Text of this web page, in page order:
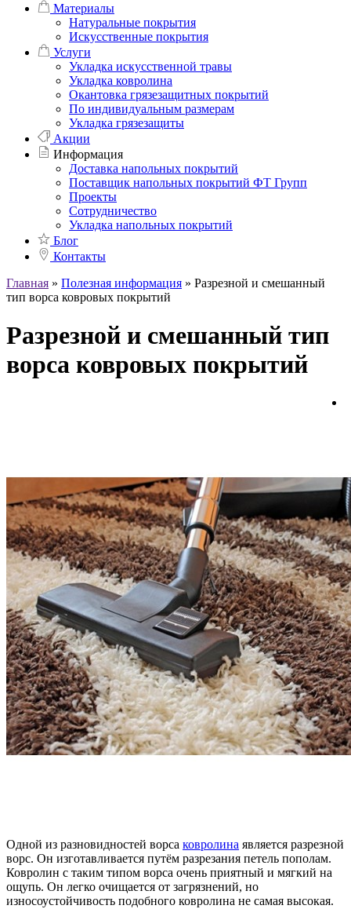
Материалы
Натуральные покрытия
Искусственные покрытия
Услуги
Укладка искусственной травы
Укладка ковролина
Окантовка грязезащитных покрытий
По индивидуальным размерам
Укладка грязезащиты
Акции
Информация
Доставка напольных покрытий
Поставщик напольных покрытий ФТ Групп
Проекты
Сотрудничество
Укладка напольных покрытий
Блог
Контакты
Главная » Полезная информация » Разрезной и смешанный
тип ворса ковровых покрытий
Разрезной и смешанный тип
ворса ковровых покрытий
Одной из разновидностей ворса ковролина является разрезной
ворс. Он изготавливается путём разрезания петель пополам.
Ковролин с таким типом ворса очень приятный и мягкий на
ощупь. Он легко очищается от загрязнений, но
износоустойчивость подобного ковролина не самая высокая.